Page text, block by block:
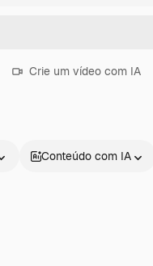
Crie um vídeo com IA
Conteúdo com IA